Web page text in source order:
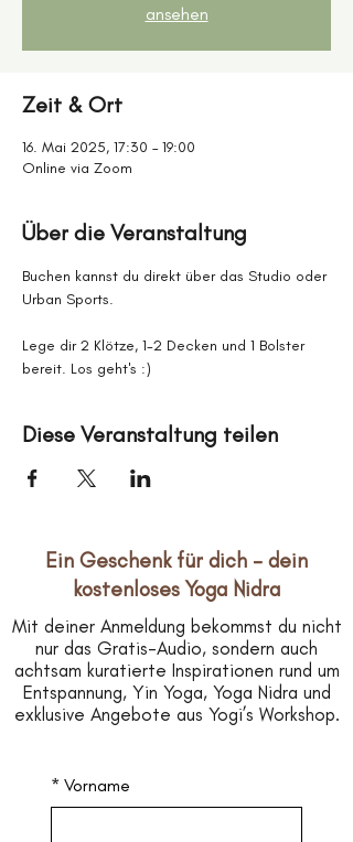
ansehen
Zeit & Ort
16. Mai 2025, 17:30 – 19:00
Online via Zoom
Über die Veranstaltung
Buchen kannst du direkt über das Studio oder
Urban Sports.
Lege dir 2 Klötze, 1-2 Decken und 1 Bolster
bereit. Los geht's :)
Diese Veranstaltung teilen
Ein Geschenk für dich – dein
kostenloses Yoga Nidra
Mit deiner Anmeldung bekommst du nicht
nur das Gratis-Audio, sondern auch
achtsam kuratierte Inspirationen rund um
Entspannung, Yin Yoga, Yoga Nidra und
exklusive Angebote aus Yogi’s Workshop.
* Vorname